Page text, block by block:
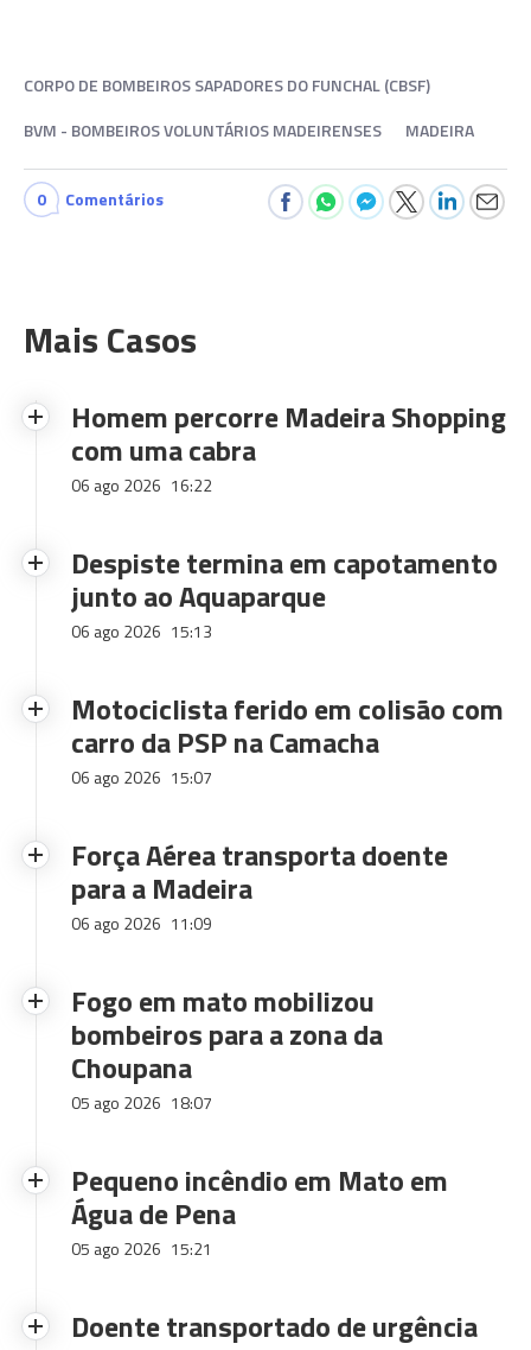
CORPO DE BOMBEIROS SAPADORES DO FUNCHAL (CBSF)
BVM - BOMBEIROS VOLUNTÁRIOS MADEIRENSES
MADEIRA
0 Comentários
Mais Casos
Homem percorre Madeira Shopping
com uma cabra
06 ago 2026 16:22
Despiste termina em capotamento
junto ao Aquaparque
06 ago 2026 15:13
Motociclista ferido em colisão com
carro da PSP na Camacha
06 ago 2026 15:07
Força Aérea transporta doente
para a Madeira
06 ago 2026 11:09
Fogo em mato mobilizou
bombeiros para a zona da
Choupana
05 ago 2026 18:07
Pequeno incêndio em Mato em
Água de Pena
05 ago 2026 15:21
Doente transportado de urgência